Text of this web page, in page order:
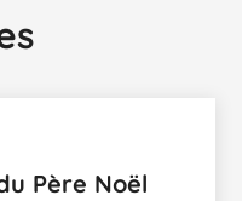
Père Noël